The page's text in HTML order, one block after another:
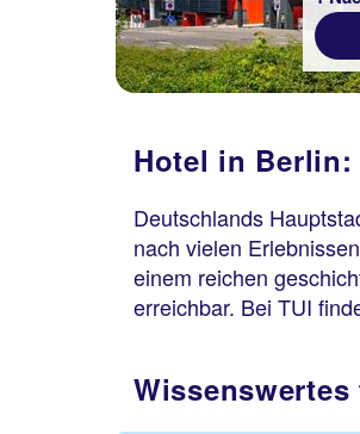
Hotel in
Deutschlands
nach vielen
einem reichen
erreichbar. Bei TUI